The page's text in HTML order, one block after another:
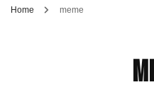
Home meme